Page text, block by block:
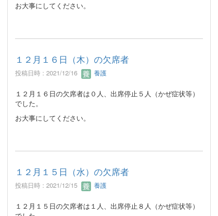
お大事にしてください。
１２月１６日（木）の欠席者
投稿日時 : 2021/12/16 養護
１２月１６日の欠席者は０人、出席停止５人（かぜ症状等）
でした。
お大事にしてください。
１２月１５日（水）の欠席者
投稿日時 : 2021/12/15 養護
１２月１５日の欠席者は１人、出席停止８人（かぜ症状等）